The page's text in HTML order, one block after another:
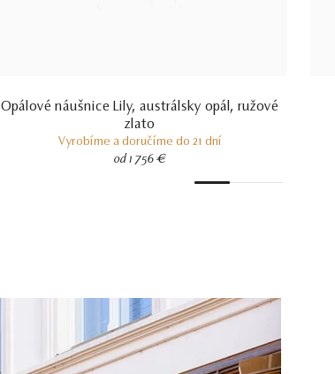
Opálové náušnice Lily, austrálsky opál, ružové
zlato
Vyrobíme a doručíme do 21 dní
od 1 756 €